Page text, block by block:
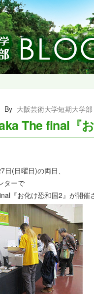
By 大阪芸術大学短期大学部
The final『お
(日曜日)の両日、
ターで
『お化け恐和国2』が開催